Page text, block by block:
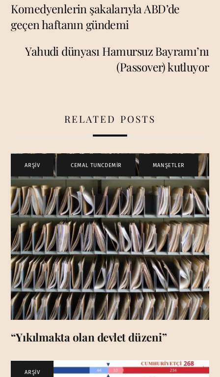
Komedyenlerin şakalarıyla ABD’de
geçen haftanın gündemi
Yahudi dünyası Hamursuz Bayramı’nı
(Passover) kutluyor
RELATED POSTS
ARŞİV CEMAL TUNCDEMİR , MANŞETLER
“Yıkılmakta olan devlet düzeni”
ARŞİV